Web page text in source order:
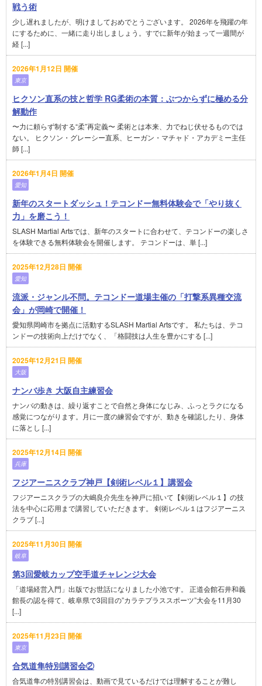
戦う術
少し遅れましたが、明けましておめでとうございます。 2026年を飛躍の年
にするために、一緒に走り出しましょう。すでに新年が始まって一週間が
経 [...]
2026年1月12日 開催
東京
ヒクソン直系の技と哲学 RG柔術の本質：ぶつからずに極める分
解動作
〜力に頼らず制する“柔”再定義〜 柔術とは本来、力でねじ伏せるものでは
ない。 ヒクソン・グレーシー直系、ヒーガン・マチャド・アカデミー主任
師 [...]
2026年1月4日 開催
愛知
新年のスタートダッシュ！テコンドー無料体験会で「やり抜く
力」を磨こう！
SLASH Martial Artsでは、新年のスタートに合わせて、テコンドーの楽しさ
を体験できる無料体験会を開催します。 テコンドーは、単 [...]
2025年12月28日 開催
愛知
流派・ジャンル不問。テコンドー道場主催の「打撃系異種交流
会」が岡崎で開催！
愛知県岡崎市を拠点に活動するSLASH Martial Artsです。 私たちは、テコ
ンドーの技術向上だけでなく、「格闘技は人生を豊かにする [...]
2025年12月21日 開催
大阪
ナンバ歩き 大阪自主練習会
ナンバの動きは、繰り返すことで自然と身体になじみ、ふっとラクになる
感覚につながります。月に一度の練習会ですが、動きを確認したり、身体
に落とし [...]
2025年12月14日 開催
兵庫
フジアーニスクラブ神戸【剣術レベル１】講習会
フジアーニスクラブの大嶋良介先生を神戸に招いて【剣術レベル１】の技
法を中心に応用まで講習していただきます。 剣術レベル１はフジアーニス
クラブ [...]
2025年11月30日 開催
岐阜
第3回愛岐カップ空手道チャレンジ大会
「道場経営入門」出版でお世話になりました小池です。 正道会館石井和義
館長の認を得て、岐阜県で3回目の”カラテプラススポーツ”大会を11月30
[...]
2025年11月23日 開催
東京
合気道隼特別講習会②
合気道隼の特別講習会は、動画で見ているだけでは理解することが難し